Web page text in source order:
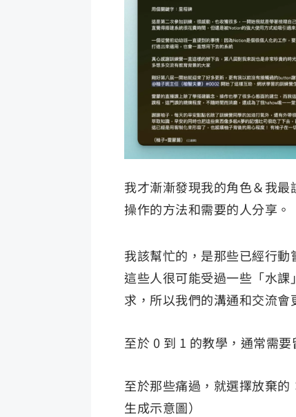
我才漸漸發現我的角色＆我
操作的方法和需要的人分享。
我該幫忙的，是那些已經行動
這些人很可能受過一些「水
求，所以我們的溝通和交流會
至於 0 到 1 的教學，通常需
至於那些痛過，就選擇放棄
生成示意圖）